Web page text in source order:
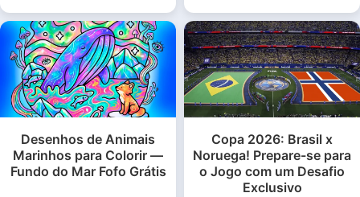
Desenhos de Animais
Marinhos para Colorir —
Fundo do Mar Fofo Grátis
Copa 2026: Brasil x
Noruega! Prepare-se para
o Jogo com um Desafio
Exclusivo